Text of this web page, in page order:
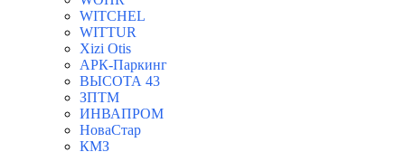
WITCHEL
WITTUR
Xizi Otis
АРК-Паркинг
ВЫСОТА 43
ЗПТМ
ИНВАПРОМ
НоваСтар
КМЗ